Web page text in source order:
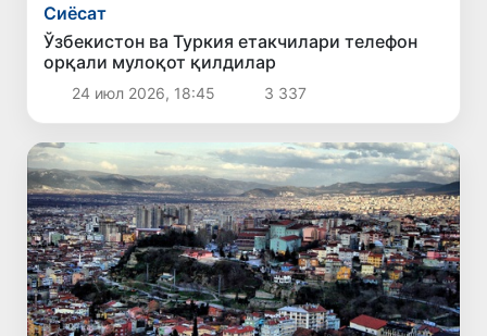
Сиёсат
Ўзбекистон ва Туркия етакчилари телефон
орқали мулоқот қилдилар
24 июл 2026, 18:45 3 337